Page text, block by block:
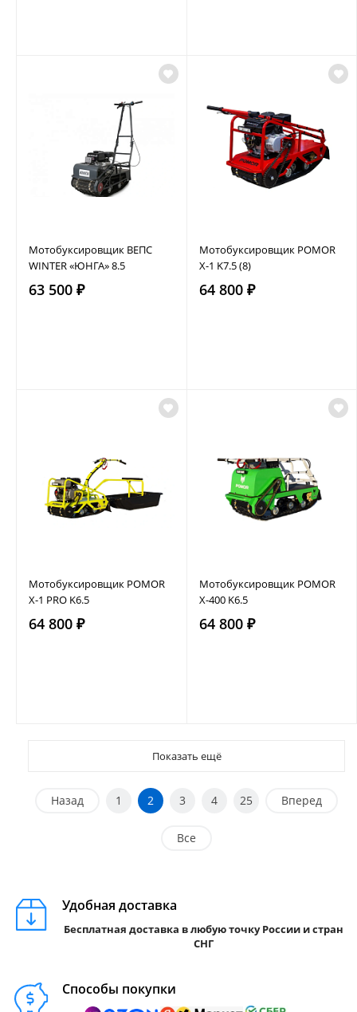
Мотобуксировщик ВЕПС
WINTER «ЮНГА» 8.5
63 500 ₽
Мотобуксировщик POMOR
X-1 K7.5 (8)
64 800 ₽
Мотобуксировщик POMOR
X-1 PRO K6.5
64 800 ₽
Мотобуксировщик POMOR
X-400 K6.5
64 800 ₽
Показать ещё
Назад 1 2 3 4 25 Вперед
Все
Удобная доставка
Бесплатная доставка в любую точку России и стран
СНГ
Способы покупки